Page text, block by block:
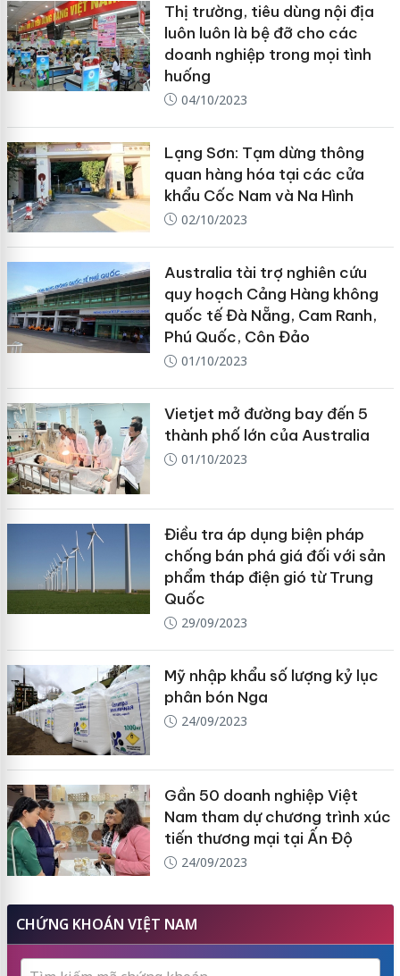
Thị trường, tiêu dùng nội địa
luôn luôn là bệ đỡ cho các
doanh nghiệp trong mọi tình
huống
04/10/2023
Lạng Sơn: Tạm dừng thông
quan hàng hóa tại các cửa
khẩu Cốc Nam và Na Hình
02/10/2023
Australia tài trợ nghiên cứu
quy hoạch Cảng Hàng không
quốc tế Đà Nẵng, Cam Ranh,
Phú Quốc, Côn Đảo
01/10/2023
Vietjet mở đường bay đến 5
thành phố lớn của Australia
01/10/2023
Điều tra áp dụng biện pháp
chống bán phá giá đối với sản
phẩm tháp điện gió từ Trung
Quốc
29/09/2023
Mỹ nhập khẩu số lượng kỷ lục
phân bón Nga
24/09/2023
Gần 50 doanh nghiệp Việt
Nam tham dự chương trình xúc
tiến thương mại tại Ấn Độ
24/09/2023
CHỨNG KHOÁN VIỆT NAM